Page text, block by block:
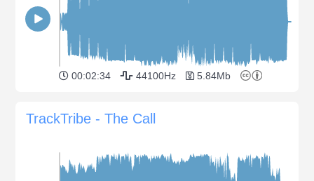
00:02:34 44100Hz 5.84Mb
TrackTribe - The Call